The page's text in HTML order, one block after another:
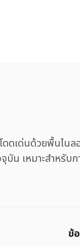
ดดเด่นด้วยพื้น
บัน เหมาะสำหรั
ข้